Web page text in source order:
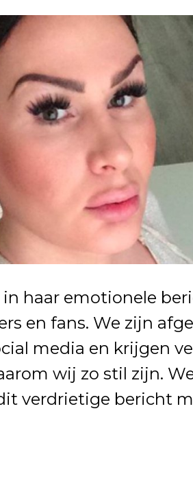
haar emotionele
en fans. We zijn
media en krijgen
wij zo stil zijn.
verdrietige bericht